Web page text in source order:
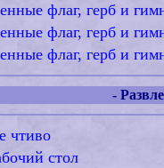
флаг, герб и
флаг, герб и
флаг, герб и
-
чтиво
стол